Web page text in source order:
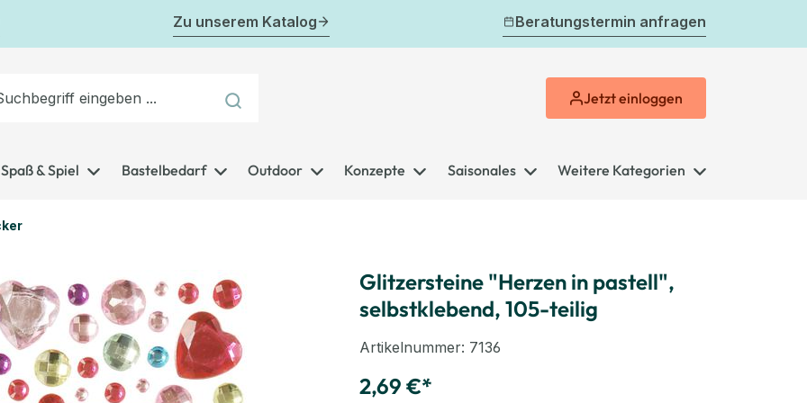
Zu unserem Katalog Beratungstermin anfragen
Jetzteinloggen
Spaß & Spiel Bastelbedarf Outdoor Konzepte Saisonales Weitere Kategorien
Glitzersteine "Herzen in pastell",
selbstklebend, 105-teilig
Artikelnummer: 7136
2,69 €*